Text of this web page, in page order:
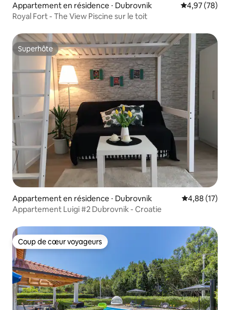
Appartement en résidence ⋅ Dubrovnik Évaluation
4,97 (78)
Royal Fort - The View Piscine sur le toit
Superhôte
Superhôte
Appartement en résidence ⋅ Dubrovnik Évaluation
4,88 (17)
Appartement Luigi #2 Dubrovnik - Croatie
Coup de cœur voyageurs
Coup de cœur voyageurs